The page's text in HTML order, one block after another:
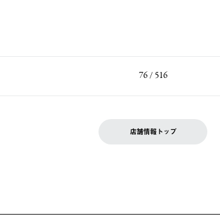
76 / 516
店舗情報トップ